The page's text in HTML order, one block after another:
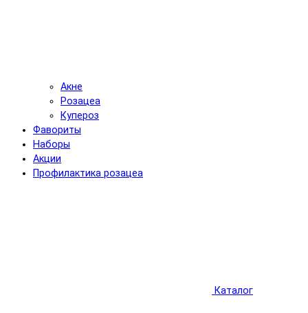
Акне
Розацеа
Купероз
Фавориты
Наборы
Акции
Профилактика розацеа
Каталог